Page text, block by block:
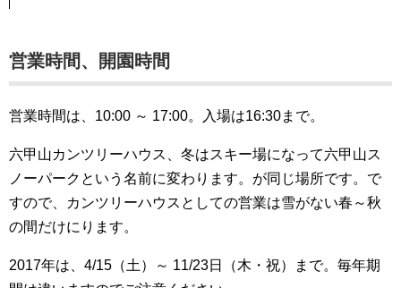
営業時間、開園時間
営業時間は、10:00 ～ 17:00。入場は16:30まで。
六甲山カンツリーハウス、冬はスキー場になって六甲山ス
ノーパークという名前に変わります。が同じ場所です。で
すので、カンツリーハウスとしての営業は雪がない春～秋
の間だけにります。
2017年は、4/15（土）～ 11/23日（木・祝）まで。毎年期